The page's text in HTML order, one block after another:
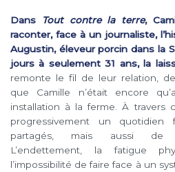
Dans Tout contre la terre,
raconter, face à un journaliste,
Augustin, éleveur porcin dans la
jours à seulement 31 ans, la
remonte le fil de leur relation,
que Camille n’était encore
installation à la ferme. À travers
progressivement un quotidien
partagés, mais aussi de
L’endettement, la fatigue
l’impossibilité de faire face à un